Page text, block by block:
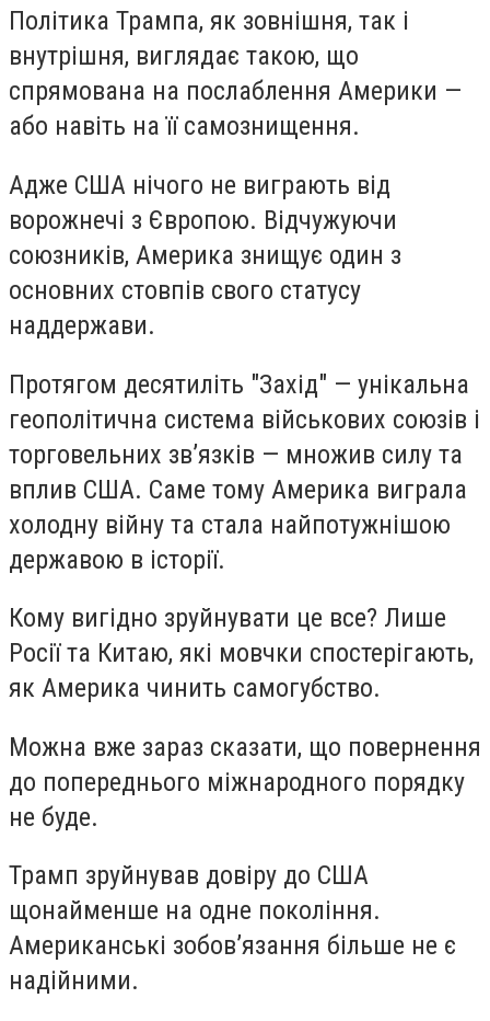
Політика Трампа, як зовнішня, так і
внутрішня, виглядає такою, що
спрямована на послаблення Америки —
або навіть на її самознищення.
Адже США нічого не виграють від
ворожнечі з Європою. Відчужуючи
союзників, Америка знищує один з
основних стовпів свого статусу
наддержави.
Протягом десятиліть "Захід" — унікальна
геополітична система військових союзів і
торговельних зв’язків — множив силу та
вплив США. Саме тому Америка виграла
холодну війну та стала найпотужнішою
державою в історії.
Кому вигідно зруйнувати це все? Лише
Росії та Китаю, які мовчки спостерігають,
як Америка чинить самогубство.
Можна вже зараз сказати, що повернення
до попереднього міжнародного порядку
не буде.
Трамп зруйнував довіру до США
щонайменше на одне покоління.
Американські зобов’язання більше не є
надійними.